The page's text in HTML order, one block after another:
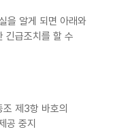
을 알게 되면 아래와
긴급조치를 할 수
제3항 바호의
공 중지